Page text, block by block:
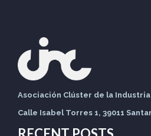
Asociación Clúster de la
Calle Isabel Torres 1, 39011